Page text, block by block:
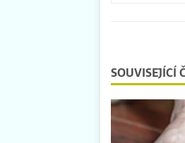
SOUVISEJÍCÍ